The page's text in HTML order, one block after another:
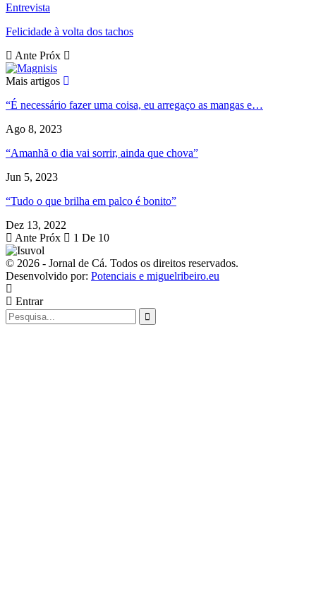
Entrevista
Felicidade à volta dos tachos
Ante Próx
Mais artigos
“É necessário fazer uma coisa, eu arregaço as mangas e…
Ago 8, 2023
“Amanhã o dia vai sorrir, ainda que chova”
Jun 5, 2023
“Tudo o que brilha em palco é bonito”
Dez 13, 2022
Ante Próx 1 De 10
© 2026 - Jornal de Cá. Todos os direitos reservados.
Desenvolvido por: Potenciais e miguelribeiro.eu
Entrar